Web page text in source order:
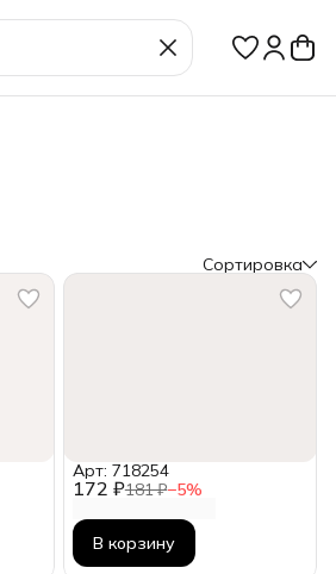
Сортировка
172 ₽181 ₽−5%
Арт: 718254
В корзину